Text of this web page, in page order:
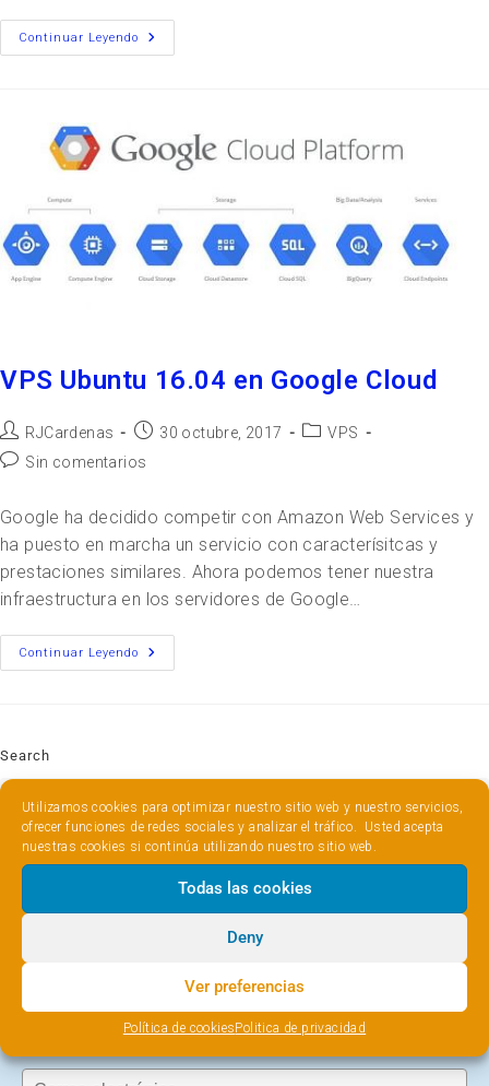
Utilizamos cookies para optimizar nuestro sitio web y nuestro servicios,
ofrecer funciones de redes sociales y analizar el tráfico. Usted acepta
nuestras cookies si continúa utilizando nuestro sitio web.
Todas las cookies
Deny
Ver preferencias
Política de cookiesPolitica de privacidad
Continuar Leyendo
VPS Ubuntu 16.04 en Google Cloud
RJCardenas 30 octubre, 2017
VPS
Sin comentarios
Google ha decidido competir con Amazon Web Services y
ha puesto en marcha un servicio con caracterísitcas y
prestaciones similares. Ahora podemos tener nuestra
infraestructura en los servidores de Google…
Continuar Leyendo
Search
Mantente al día
Si los contenidos son de tu interés, suscríbete y te avisaré
de las nuevas publicaciones.